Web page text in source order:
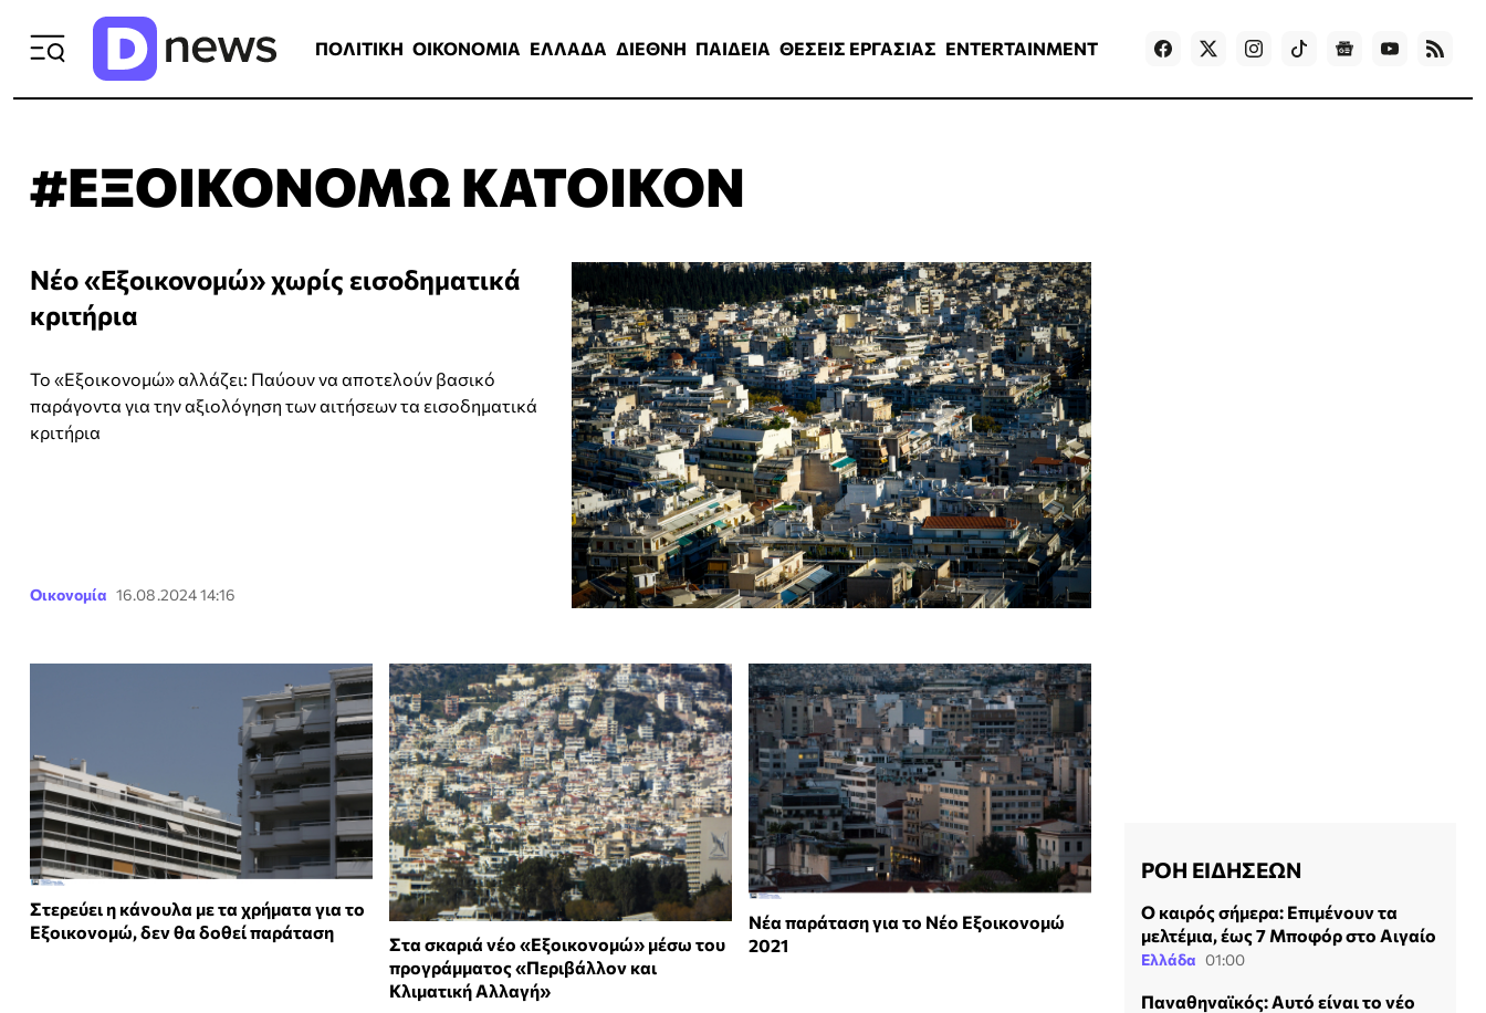
ΠΟΛΙΤΙΚΗ ΟΙΚΟΝΟΜΙΑ ΕΛΛΑΔΑ ΔΙΕΘΝΗ ΠΑΙΔΕΙΑ ΘΕΣΕΙΣ ΕΡΓΑΣΙΑΣ ENTERTAINMENT Games
#ΕΞΟΙΚΟΝΟΜΩ ΚΑΤΟΙΚΟΝ
Νέο «Εξοικονομώ» χωρίς εισοδηματικά
κριτήρια
Το «Εξοικονομώ» αλλάζει: Παύουν να αποτελούν βασικό
παράγοντα για την αξιολόγηση των αιτήσεων τα εισοδηματικά
κριτήρια
Οικονομία 16.08.2024 14:16
Στερεύει η κάνουλα με τα χρήματα για το
Eξοικονομώ, δεν θα δοθεί παράταση
Στα σκαριά νέο «Εξοικονομώ» μέσω του
προγράμματος «Περιβάλλον και
Κλιματική Αλλαγή»
Νέα παράταση για το Νέο Εξοικονομώ
2021
ΡΟΗ ΕΙΔΗΣΕΩΝ
Ο καιρός σήμερα: Επιμένουν τα
μελτέμια, έως 7 Μποφόρ στο Αιγαίο
Ελλάδα 01:00
Παναθηναϊκός: Αυτό είναι το νέο